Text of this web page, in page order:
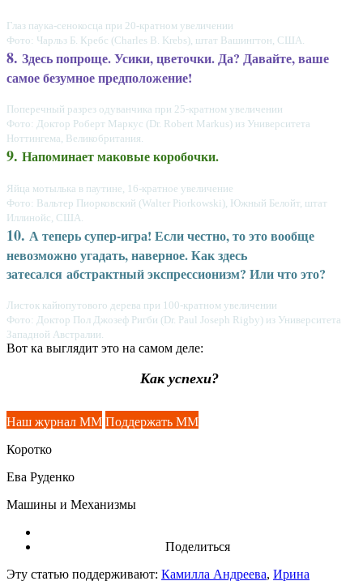
Глаз паука-сенокосца при 20-кратном увеличении
Фото: Чарльз Б. Кребс (Charles B. Krebs), штат Вашингтон, США.
8. Здесь попроще. Усики, цветочки. Да? Давайте, ваше
самое безумное предположение!
Поперечный разрез одуванчика при 25-кратном увеличении
Фото: Доктор Роберт Маркус (Dr. Robert Markus) из Университета
Ноттингема, Великобритания.
9. Напоминает маковые коробочки.
Яйца мотылька в паутине, 16-кратное увеличение
Фото: Вальтер Пиорковский (Walter Piorkowski), Южный Белойт, штат
Иллинойс, США.
10. А теперь супер-игра! Если честно, то это вообще
невозможно угадать, наверное. Как здесь
затесался абстрактный экспрессионизм? Или что это?
Листок кайюпутового дерева при 100-кратном увеличении
Фото: Доктор Пол Джозеф Ригби (Dr. Paul Joseph Rigby) из Университета
Западной Австралии.
Вот ка выглядит это на самом деле:
Как успехи?
Наш журнал ММ Поддержать ММ
Коротко
Ева Руденко
Машины и Механизмы
Поделиться
Эту статью поддерживают: Камилла Андреева, Ирина